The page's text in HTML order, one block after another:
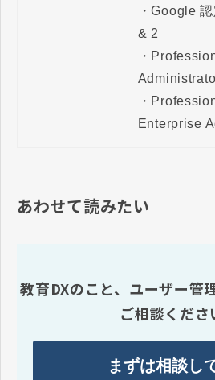
・Google
& 2
・
・
Enterprise
あわせて読みたい
教育DXのこと、ユーザー管
ご相談くださ
まずは相談し